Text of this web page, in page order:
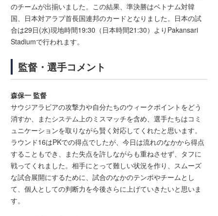
のチームが出揃いました。この結果、準決勝はベトナム対韓
国、日本対アラブ首長国連邦のカードとなりました。日本の試
合は29日(水)現地時間19:30（日本時間21:30）よりPakansari
Stadiumで行われます。
監督・選手コメント
森保一 監督
サウジアラビアの攻撃力や自分たちのウィークポイントをどう
消すか、またシステム上のミスマッチを含め、選手たちはコミ
ュニケーションを取りながら賢く対応してくれたと思います。
ラウンド16はPKでの得点でしたが、今日は流れのなかから得点
することもでき、また失点を許しながらも重ねさせず、タフに
戦ってくれました。相手にとって難しい状況を作り、スムーズ
な試合展開にするために、試合のなかのテンポやチームとし
て、個人としての判断力を今後さらに上げていきたいと思いま
す。